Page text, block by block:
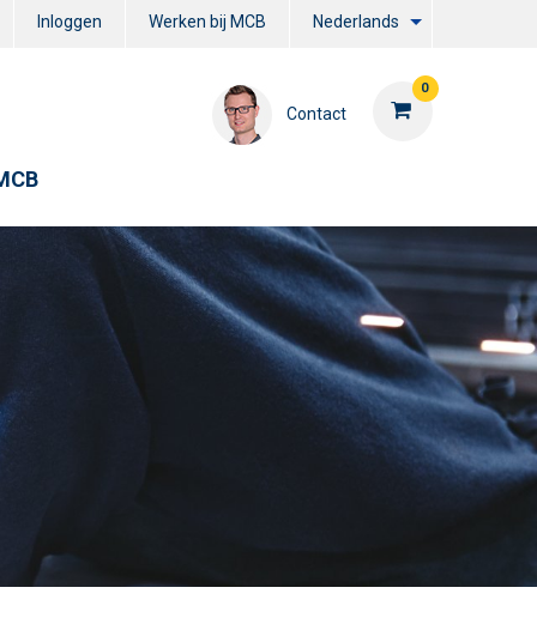
Inloggen Werken bij MCB Nederlands
0
Contact